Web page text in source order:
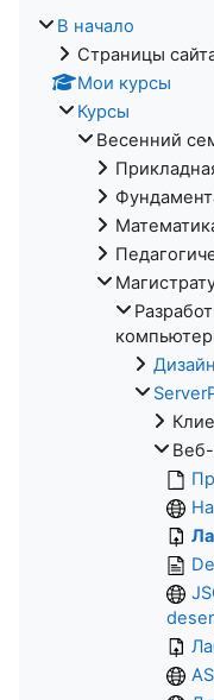
В начало
Страницы
Мои курсы
Курсы
Весенний